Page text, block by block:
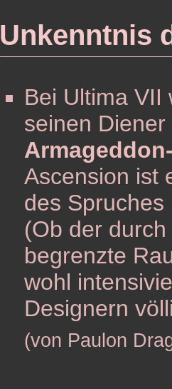
Unkenntnis
Bei Ultima VII
seinen Diener
Ascension ist
des
(Ob der
begrenzte
wohl
Designern
(von Paulon